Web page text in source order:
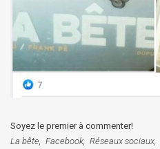
Soyez le premier à commenter!
La bête
Facebook Réseaux sociaux